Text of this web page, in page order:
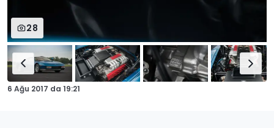
28
6 Ağu 2017 da 19:21